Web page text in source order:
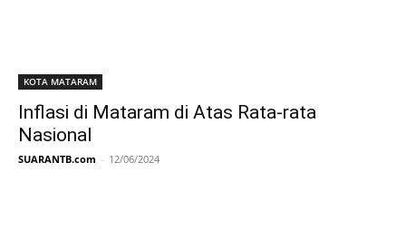
KOTA MATARAM
Inflasi di Mataram di Atas Rata-rata
Nasional
SUARANTB.com - 12/06/2024